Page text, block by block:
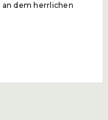
an dem herrlichen